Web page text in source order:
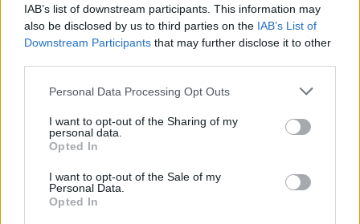
IAB’s list of downstream participants. This information may
also be disclosed by us to third parties on the IAB’s List of
Downstream Participants that may further disclose it to other
Personal Data Processing Opt Outs
I want to opt-out of the Sharing of my
personal data.
Opted In
I want to opt-out of the Sale of my
Personal Data.
Opted In
Psicodelia y Space Rock 🎸✨
psicodelia, space rock y atmósferas cósmicas para
tus noches de astronomía. 🪐🎸 Desconecta, mira
al firmamento y siente la gravedad cero. 💾 ¡Guarda